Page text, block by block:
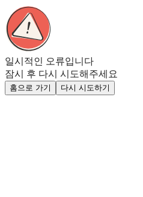
일시적인 오류입니다
잠시 후 다시 시도해주세요
홈으로 가기 다시 시도하기